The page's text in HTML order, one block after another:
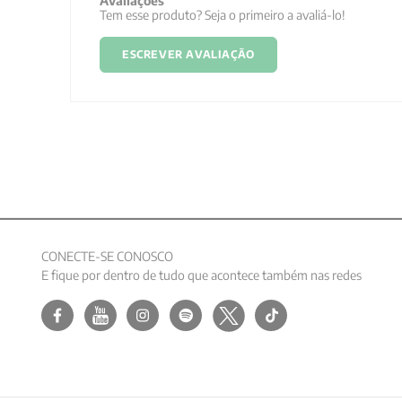
Tem esse produto? Seja o primeiro a avaliá-lo!
ESCREVER AVALIAÇÃO
CONECTE-SE CONOSCO
E fique por dentro de tudo que acontece também nas redes